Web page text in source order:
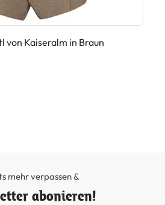
von Kaiseralm in Braun
mehr verpassen &
abonieren!